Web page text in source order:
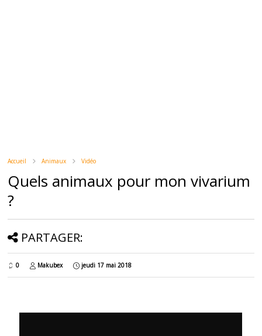
Accueil Animaux Vidéo
Quels animaux pour mon vivarium
?
PARTAGER:
0 Makubex jeudi 17 mai 2018